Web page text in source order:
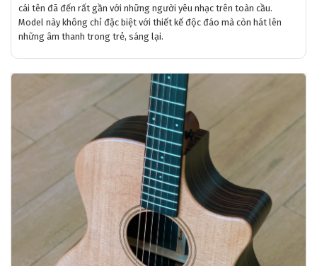
cái tên đã đến rất gần với những người yêu nhạc trên toàn cầu.
Model này không chỉ đặc biệt với thiết kế độc đáo mà còn hát lên
những âm thanh trong trẻ, sáng lại.